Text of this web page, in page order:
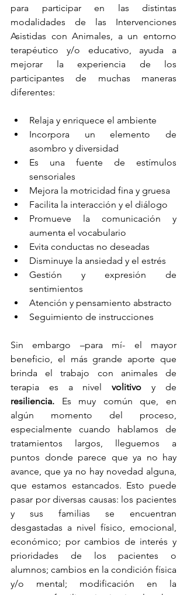
para participar en las distintas
modalidades de las Intervenciones
Asistidas con Animales, a un entorno
terapéutico y/o educativo, ayuda a
mejorar la experiencia de los
participantes de muchas maneras
diferentes:
Relaja y enriquece el ambiente
Incorpora un elemento de
asombro y diversidad
Es una fuente de estímulos
sensoriales
Mejora la motricidad fina y gruesa
Facilita la interacción y el diálogo
Promueve la comunicación y
aumenta el vocabulario
Evita conductas no deseadas
Disminuye la ansiedad y el estrés
Gestión y expresión de
sentimientos
Atención y pensamiento abstracto
Seguimiento de instrucciones
Sin embargo –para mí- el mayor
beneficio, el más grande aporte que
brinda el trabajo con animales de
terapia es a nivel volitivo
resiliencia. Es muy común que, en
algún momento del proceso,
especialmente cuando hablamos de
tratamientos largos, lleguemos a
puntos donde parece que ya no hay
avance, que ya no hay novedad alguna,
que estamos estancados. Esto puede
pasar por diversas causas: los pacientes
y sus familias se encuentran
desgastadas a nivel físico, emocional,
económico; por cambios de interés y
prioridades de los pacientes o
alumnos; cambios en la condición física
y/o mental; modificación en la